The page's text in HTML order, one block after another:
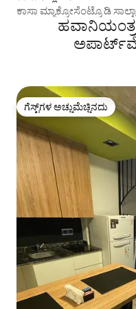
ಕಾಸಾ ಮ್ಯಾಕ್ರೋಸೆಂಟ್ರೊ ಡಿ
ಗೆಸ್ಟ್‌ಗಳ ಅಚ್ಚುಮೆಚ್ಚಿನದು
ಗೆಸ್ಟ್‌ಗಳ ಅಚ್ಚುಮೆಚ್ಚಿನದು